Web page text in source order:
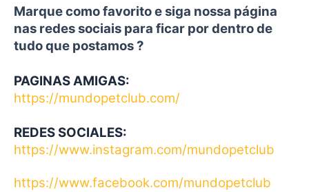
Marque como favorito e siga nossa página
nas redes sociais para ficar por dentro de
tudo que postamos ?
PAGINAS AMIGAS:
https://mundopetclub.com/
REDES SOCIALES:
https://www.instagram.com/mundopetclub
https://www.facebook.com/mundopetclub